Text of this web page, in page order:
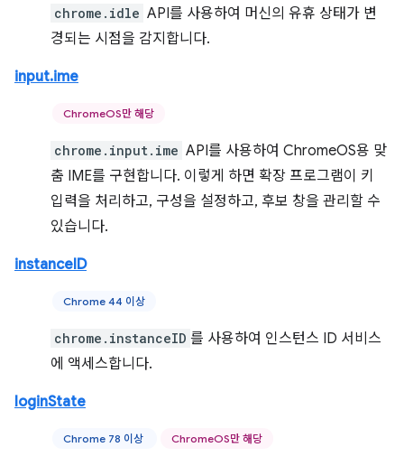
chrome.idle API를 사용하여 머신의 유휴 상태가 변
경되는 시점을 감지합니다.
input.ime
ChromeOS만 해당
chrome.input.ime API를 사용하여 ChromeOS용 맞
춤 IME를 구현합니다. 이렇게 하면 확장 프로그램이 키
입력을 처리하고, 구성을 설정하고, 후보 창을 관리할 수
있습니다.
instanceID
Chrome 44 이상
chrome.instanceID 를 사용하여 인스턴스 ID 서비스
에 액세스합니다.
loginState
Chrome 78 이상 ChromeOS만 해당